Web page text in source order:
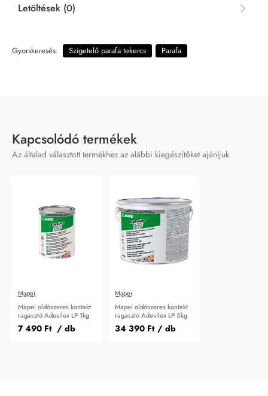
Letöltések (0)
Gyorskeresés: Szigetelő parafa tekercs Parafa
Kapcsolódó termékek
Az általad választott termékhez az alábbi kiegészítőket ajánljuk
Mapei
Mapei oldószeres kontakt
ragasztó Adesilex LP 1kg
7 490 Ft / db
Mapei
Mapei oldószeres kontakt
ragasztó Adesilex LP 5kg
34 390 Ft / db